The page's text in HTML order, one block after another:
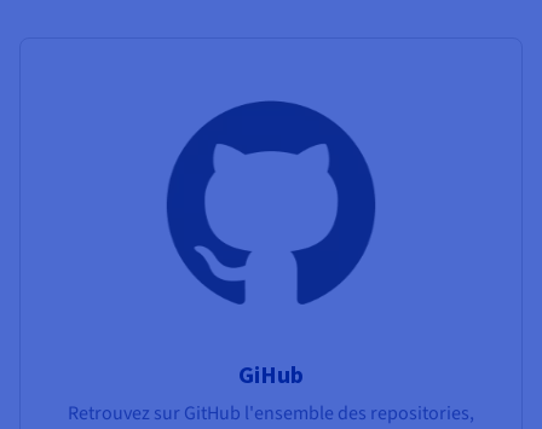
GiHub
Retrouvez sur GitHub l'ensemble des repositories,